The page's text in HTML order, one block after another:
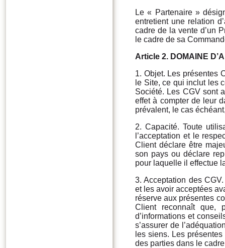
Le « Partenaire »
entretient une relation
cadre de la vente d’un
le cadre de sa
Article 2. DOMAINE
1. Objet. Les présentes
le Site, ce qui inclut les
Société. Les CGV sont
effet à compter de leur
prévalent, le cas
2. Capacité. Toute
l’acceptation et le
Client déclare être
son pays ou déclare
pour laquelle il effectue
3. Acceptation des
et les avoir acceptées
réserve aux présentes
Client reconnaît que,
d’informations et
s’assurer de
les siens. Les
des parties dans le